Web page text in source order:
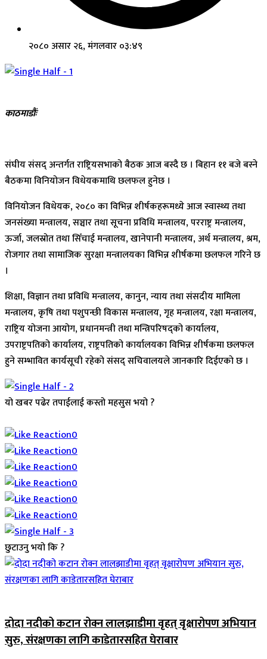
२०८० असार २६, मंगलवार ०३:४९
काठमाडौंः
संघीय संसद् अन्तर्गत राष्ट्रियसभाको बैठक आज बस्दै छ । बिहान ११ बजे बस्ने
बैठकमा विनियोजन विधेयकमाथि छलफल हुनेछ ।
विनियोजन विधेयक, २०८० का विभिन्न शीर्षकहरूमध्ये आज स्वास्थ्य तथा
जनसंख्या मन्त्रालय, सञ्चार तथा सूचना प्रविधि मन्त्रालय, परराष्ट्र मन्त्रालय,
ऊर्जा, जलस्रोत तथा सिँचाई मन्त्रालय, खानेपानी मन्त्रालय, अर्थ मन्त्रालय, श्रम,
रोजगार तथा सामाजिक सुरक्षा मन्त्रालयका विभिन्न शीर्षकमा छलफल गरिने छ
।
शिक्षा, विज्ञान तथा प्रविधि मन्त्रालय, कानुन, न्याय तथा संसदीय मामिला
मन्त्रालय, कृषि तथा पशुपन्छी विकास मन्त्रालय, गृह मन्त्रालय, रक्षा मन्त्रालय,
राष्ट्रिय योजना आयोग, प्रधानमन्त्री तथा मन्त्रिपरिषद्को कार्यालय,
उपराष्ट्रपतिको कार्यालय, राष्ट्रपतिको कार्यालयका विभिन्न शीर्षकमा छलफल
हुने सम्भावित कार्यसूची रहेको संसद् सचिवालयले जानकारि दिईएकाे छ ।
यो खबर पढेर तपाईलाई कस्तो महसुस भयो ?
0
0
0
0
0
0
छुटाउनु भयो कि ?
दोदा नदीको कटान रोक्न लालझाडीमा वृहत् वृक्षारोपण अभियान
सुरु, संरक्षणका लागि काडेतारसहित घेराबार